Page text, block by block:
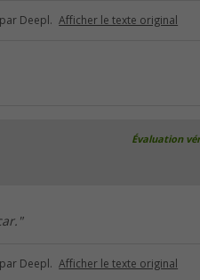
Deepl. Afficher le texte original
Évaluation
Deepl. Afficher le texte original